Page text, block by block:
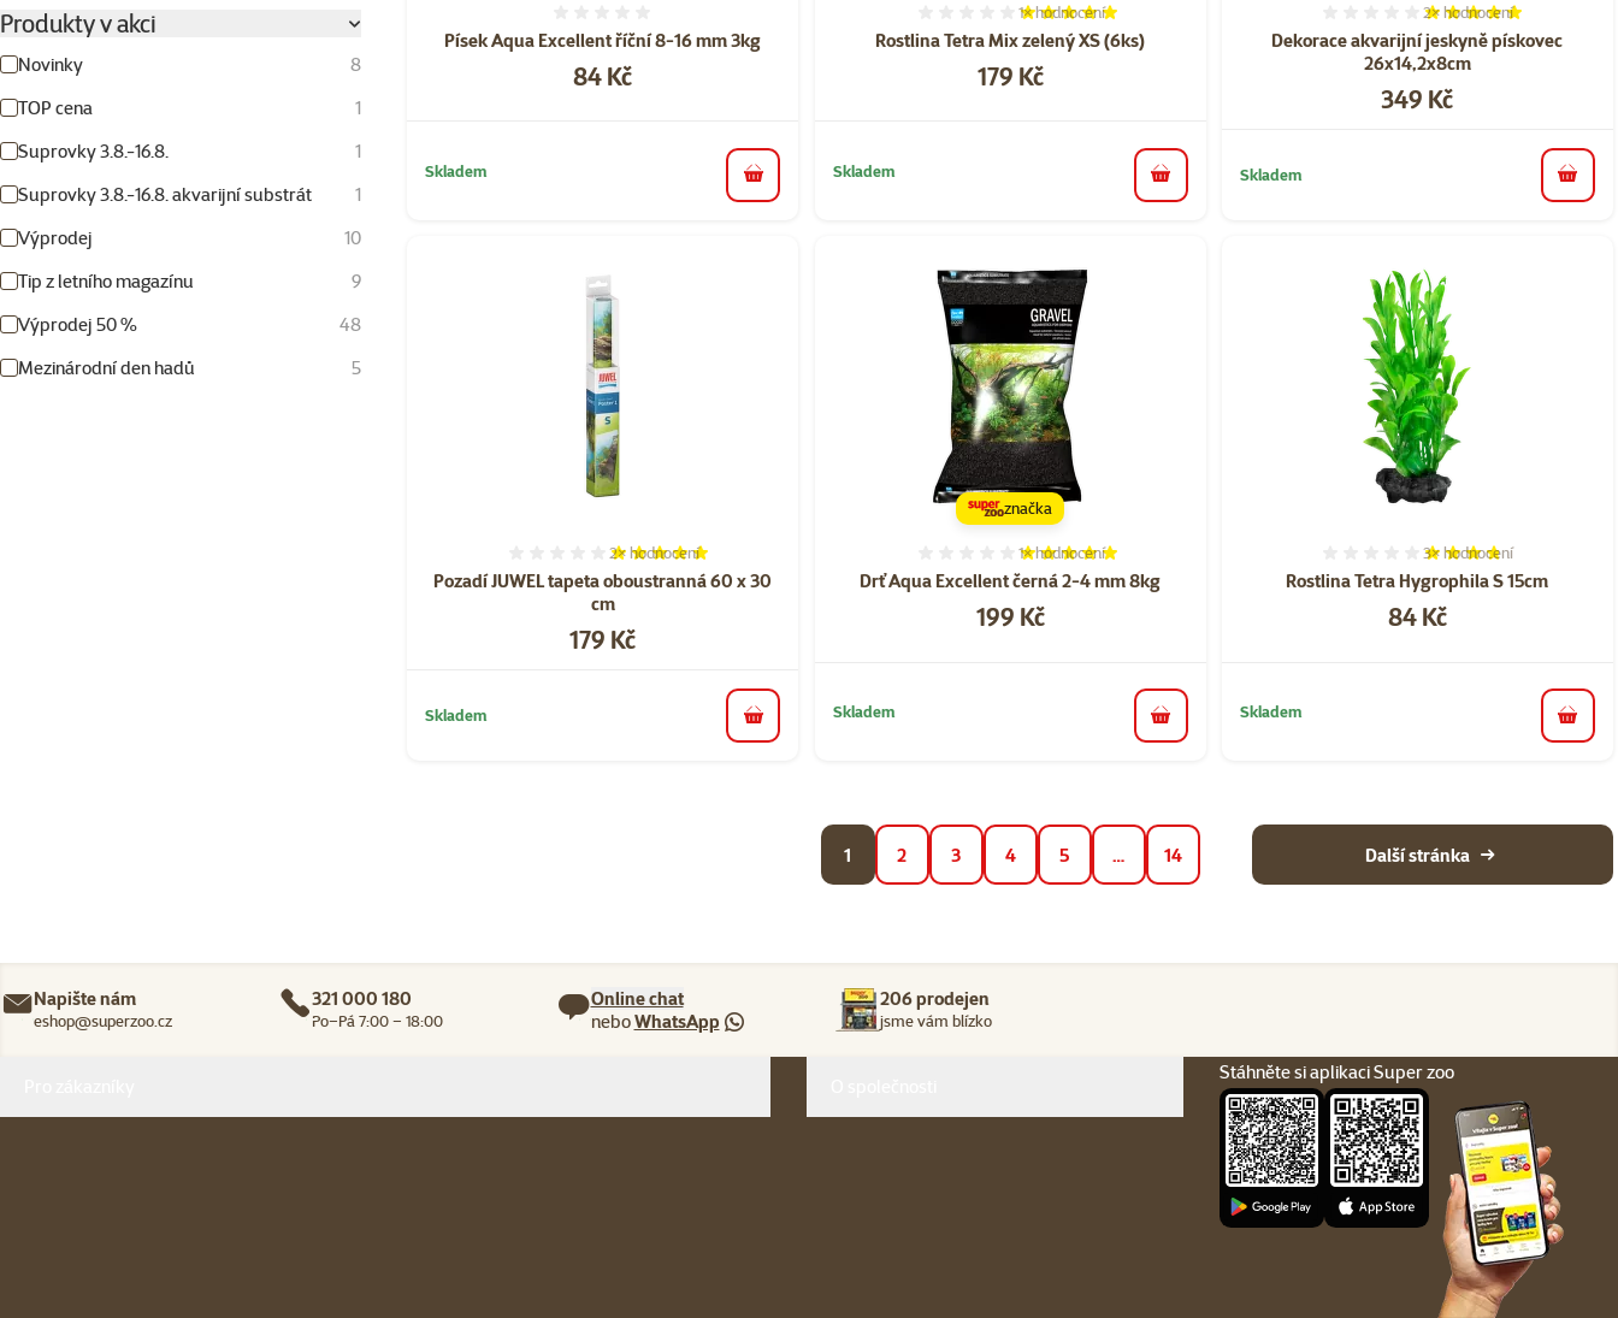
Produkty v akci
Novinky
8
TOP cena
1
Suprovky 3.8.-16.8.
1
Suprovky 3.8.-16.8. akvarijní substrát
1
Výprodej
10
Tip z letního magazínu
9
Výprodej 50 %
48
Mezinárodní den hadů
5
Písek Aqua Excellent říční 8-16 mm 3kg
Cena
84 Kč
Skladem
do košíku
Rostlina Tetra Mix zelený XS (6ks)
Hodnocení 100%, počet hodnocení: 1
1×hodnocení
Cena
179 Kč
Skladem
do košíku
Dekorace akvarijní jeskyně pískovec
26x14,2x8cm
Hodnocení 100%, počet
2× hodnocení
Cena
349 Kč
Skladem do
Pozadí JUWEL tapeta oboustranná 60 x 30
cm
Hodnocení 100%, počet hodnocení: 2
2× hodnocení
Cena
179 Kč
Skladem do košíku
Drť Aqua Excellent černá 2-4 mm 8kg
Hodnocení 100%, počet hodnocení: 1
1×hodnocení
Cena
199 Kč
značka
Skladem
do košíku
Rostlina Tetra Hygrophila S 15cm
Hodnocení 73%, počet
3× hodnocení
Cena
84 Kč
Skladem
do
1 2 3 4 5 … 14 Další stránka
Napište nám
eshop@superzoo.cz
321 000 180
Po–Pá 7:00 – 18:00
Online chat
neboWhatsApp
206 prodejen
jsme vám blízko
Stáhněte si aplikaci Super zoo